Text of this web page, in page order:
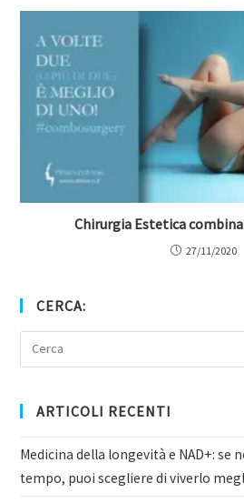
Chirurgia Estetica
27/11/2020
CERCA:
ARTICOLI RECENTI
Medicina della longevità e NAD+: se
tempo, puoi scegliere di viverlo